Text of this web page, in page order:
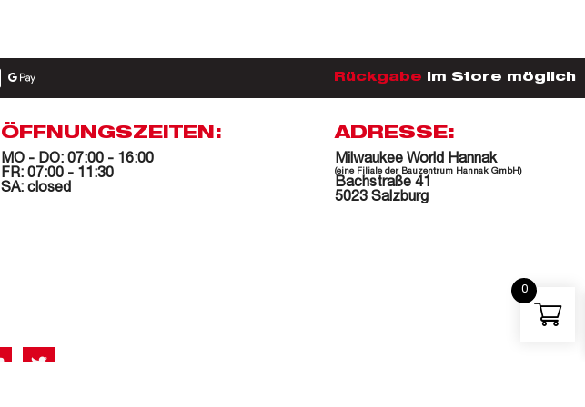
Rückgabe im Store möglich
ÖFFNUNGSZEITEN:
MO - DO: 07:00 - 16:00
FR: 07:00 - 11:30
SA: closed
ADRESSE:
Milwaukee World Hannak
(eine Filiale der Bauzentrum Hannak GmbH)
Bachstraße 41
5023 Salzburg
0